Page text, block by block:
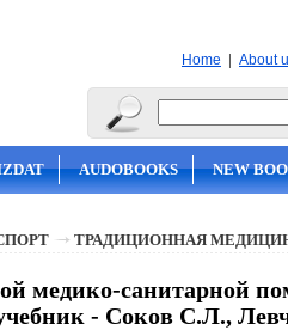
Home | About
AUDOBOOKS NEW
ТРАДИЦИОННАЯ
медико-санитарной
- Соков С.Л.,